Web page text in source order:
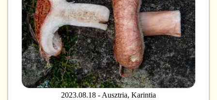
2023.08.18 - Ausztria, Karintia